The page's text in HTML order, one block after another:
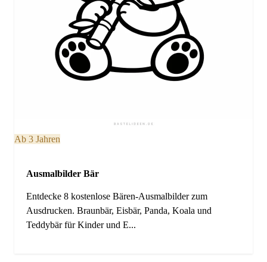
Ab 3 Jahren
Ausmalbilder Bär
Entdecke 8 kostenlose Bären-Ausmalbilder zum
Ausdrucken. Braunbär, Eisbär, Panda, Koala und
Teddybär für Kinder und E...